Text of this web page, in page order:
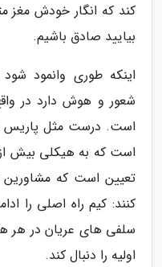
کند که انگار خودش مغز
بیایید صادق باشیم.
اینکه طوری وانمود
شعور و هوش دارد در
است. درست مثل پاریس
است که به هیکلی بیش
تعیین است که مشاورین
کنند: کیم راه اصلی را
سلفی های عریان در هر
اولیه را دنبال کند.